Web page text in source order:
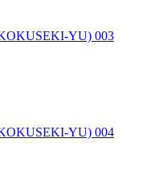
YU) 003
YU) 004